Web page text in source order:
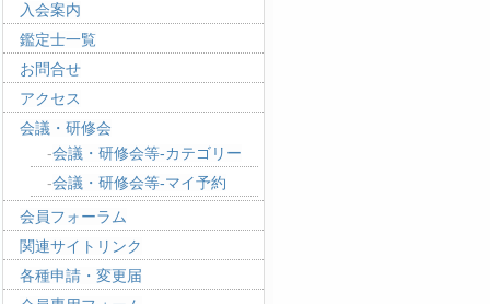
入会案内
鑑定士一覧
お問合せ
アクセス
会議・研修会
会議・研修会等-カテゴリー
会議・研修会等-マイ予約
会員フォーラム
関連サイトリンク
各種申請・変更届